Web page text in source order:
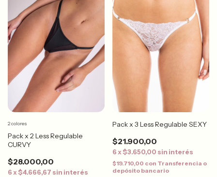
Pack x 2 Less Regulable
CURVY
$28.000,00
6 x$4.666,67 sin interés
2 colores Pack x 3 Less Regulable SEXY
$21.900,00
6 x$3.650,00 sin interés
$19.710,00 con Transferencia o
depósito bancario